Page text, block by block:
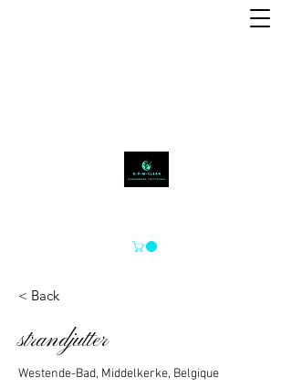
< Back
strandjutter
Westende-Bad, Middelkerke, Belgique